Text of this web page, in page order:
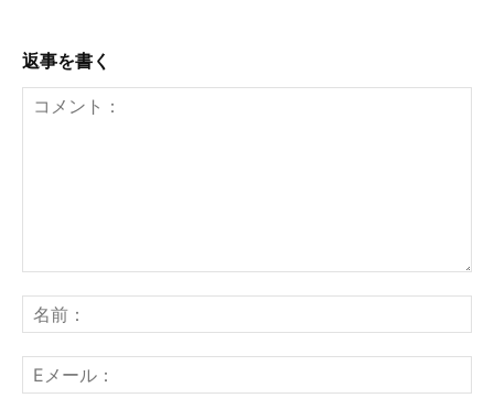
返事を書く
ン
ト：
前
メ